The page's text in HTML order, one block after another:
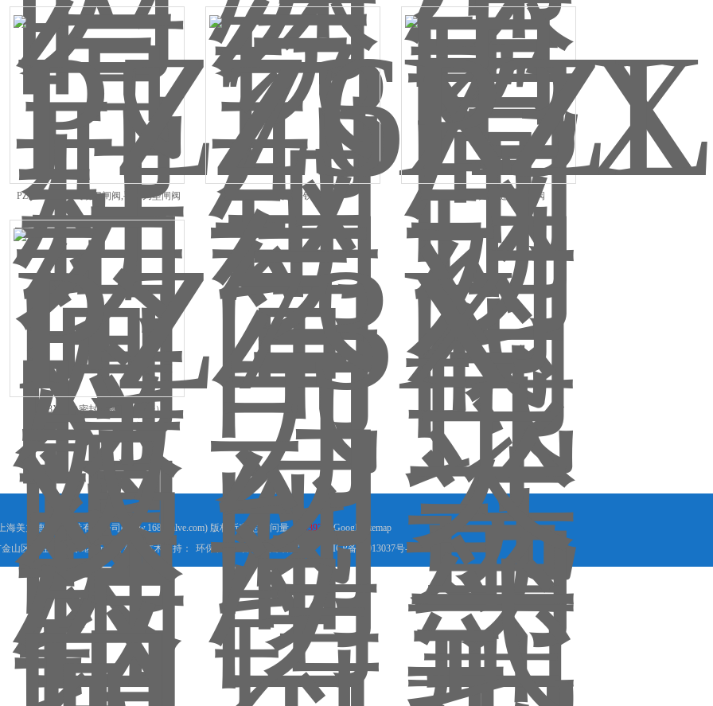
钢刀闸阀
PZ73X不锈钢气动刀闸阀,手动刀型闸阀 Z673X气动铸铁浆液阀 PZL73Y对夹式链轮刀闸阀
PZ73X双向密封浆液阀（明杆）
海美力德阀门制造有限公司(www.1688valve.com) 版权所有 总访问量： 593934
GoogleSitemap
山区朱泾工业园B区新顺路78号 技术支持：
环保在线 备案号： 沪ICP备08013037号-2